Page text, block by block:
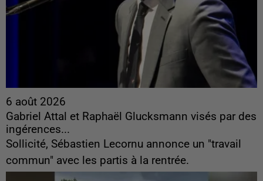
6 août 2026
Gabriel Attal et Raphaël Glucksmann visés par des
ingérences...
Sollicité, Sébastien Lecornu annonce un "travail
commun" avec les partis à la rentrée.